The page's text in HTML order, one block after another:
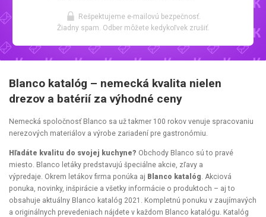
Rešpektujeme e-mailovú bezpečnosť.
Žiadny spam. Odber môžete kedykoľvek zrušiť.
Blanco katalóg – nemecká kvalita nielen
drezov a batérií za výhodné ceny
Nemecká spoločnosť Blanco sa už takmer 100 rokov venuje spracovaniu
nerezových materiálov a výrobe zariadení pre gastronómiu.
Hľadáte kvalitu do svojej kuchyne? Obchody Blanco sú to pravé
miesto. Blanco letáky predstavujú špeciálne akcie, zľavy a
výpredaje. Okrem letákov firma ponúka aj Blanco katalóg . Akciová
ponuka, novinky, inšpirácie a všetky informácie o produktoch – aj to
obsahuje aktuálny Blanco katalóg 2021. Kompletnú ponuku v zaujímavých
a originálnych prevedeniach nájdete v každom Blanco katalógu. Katalóg